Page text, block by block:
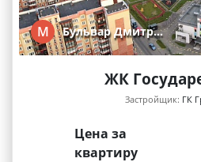
М Бульвар Дмитр…
ЖК
Застройщик: ГК
Цена за
квартиру